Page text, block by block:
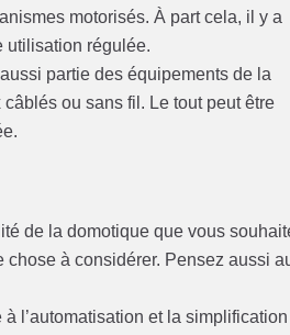
motorisés. À part cela, il y a
utilisation régulée.
partie des équipements de la
ou sans fil. Le tout peut être
de la domotique que vous
chose à considérer. Pensez aussi
l’automatisation et la simplification